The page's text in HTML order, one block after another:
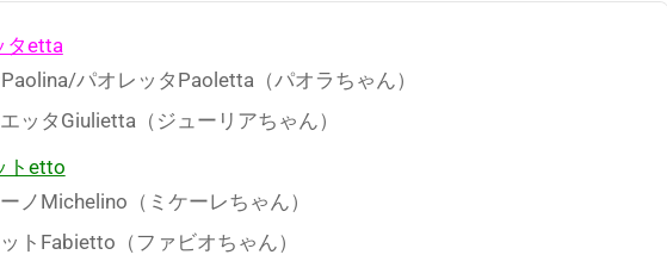
タetta
パオレッタPaoletta（パオラちゃん）
ッタGiulietta（ジューリアちゃん）
トetto
ノMichelino（ミケーレちゃん）
トFabietto（ファビオちゃん）